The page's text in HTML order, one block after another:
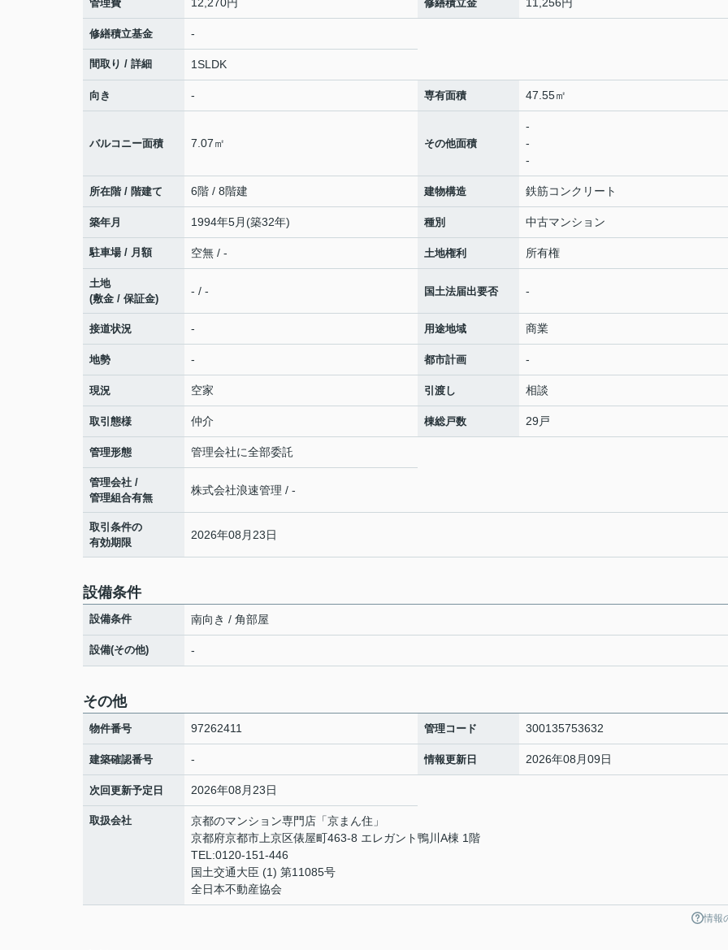
管理費 修繕積立金
修繕積立基金 -
間取り / 詳細 1SLDK
向き - 専有面積 47.55㎡
バルコニー面積 7.07㎡ その他面積
-
-
-
所在階 / 階建て 6階 / 8階建 建物構造 鉄筋コンクリート
築年月 1994年5月(築32年) 種別 中古マンション
駐車場 / 月額 空無 / - 土地権利 所有権
土地
(敷金 / 保証金)
- / - 国土法届出要否 -
接道状況 - 用途地域 商業
地勢 - 都市計画 -
現況 空家 引渡し 相談
取引態様 仲介 棟総戸数 29戸
管理形態 管理会社に全部委託
管理会社 /
管理組合有無
株式会社浪速管理 / -
取引条件の
有効期限
2026年08月23日
設備条件
設備条件 南向き / 角部屋
設備(その他) -
その他
物件番号 97262411 管理コード 300135753632
建築確認番号 - 情報更新日 2026年08月09日
次回更新予定日 2026年08月23日
取扱会社
京都のマンション専門店「京まん住」
京都府京都市上京区俵屋町463-8 エレガント鴨川A棟 1階
TEL:0120-151-446
国土交通大臣 (1) 第11085号
全日本不動産協会
情報